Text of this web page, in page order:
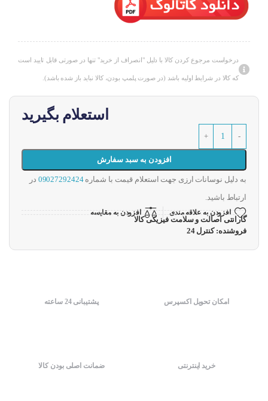
درخواست مرجوع کردن کالا با دلیل "انصراف از خرید" تنها در صورتی قابل تایید است
که کالا در شرایط اولیه باشد (در صورت پلمپ بودن، کالا نباید باز شده باشد).
استعلام بگیرید
افزودن به سبد سفارش
به دلیل نوسانات ارزی جهت استعلام قیمت با شماره09027292424 در
ارتباط باشید.
افزودن به علاقه مندی افزودن به مقایسه
گارانتی اصالت و سلامت فیزیکی کالا
فروشنده: کنترل 24
امکان تحویل اکسپرس پشتیبانی 24 ساعته
خرید اینترنتی ضمانت اصلی بودن کالا